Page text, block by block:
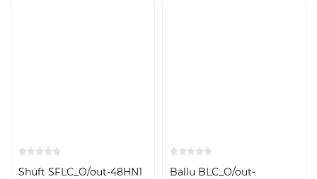
Shuft SFLC_O/out-48HN1
Ballu BLC_O/out-